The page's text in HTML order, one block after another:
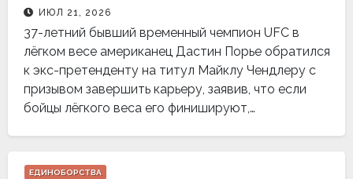
ИЮЛ 21, 2026
37-летний бывший временный чемпион UFC в
лёгком весе американец Дастин Порье обратился
к экс-претенденту на титул Майклу Чендлеру с
призывом завершить карьеру, заявив, что если
бойцы лёгкого веса его финишируют,…
ЕДИНОБОРСТВА